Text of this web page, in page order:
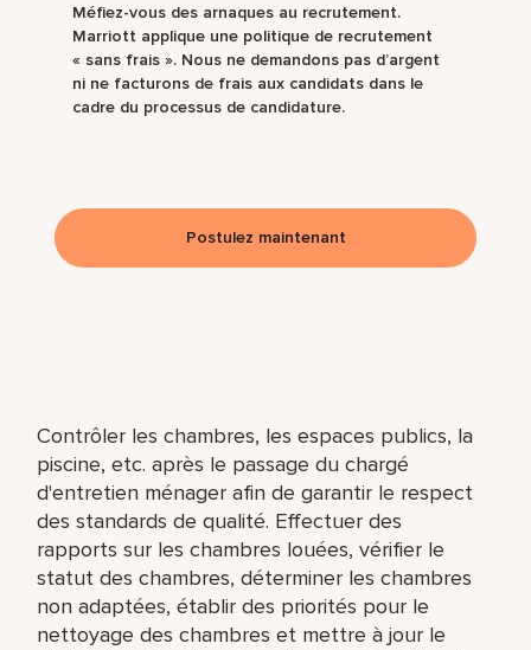
Contrôler les chambres, les espaces publics, la
piscine, etc. après le passage du chargé
d'entretien ménager afin de garantir le respect
des standards de qualité. Effectuer des
rapports sur les chambres louées, vérifier le
statut des chambres, déterminer les chambres
non adaptées, établir des priorités pour le
nettoyage des chambres et mettre à jour le
Méfiez-vous des arnaques au recrutement.
Marriott applique une politique de recrutement
« sans frais ». Nous ne demandons pas d’argent
ni ne facturons de frais aux candidats dans le
cadre du processus de candidature.
Postulez maintenant